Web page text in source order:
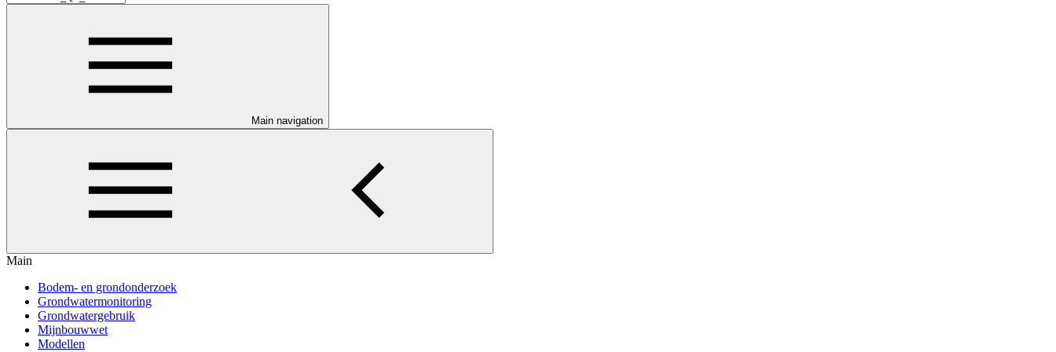
Main navigation
Main
Bodem- en grondonderzoek
Grondwatermonitoring
Grondwatergebruik
Mijnbouwwet
Modellen